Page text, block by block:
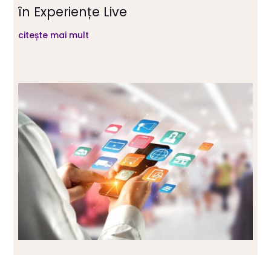
în Experiențe Live
citește mai mult